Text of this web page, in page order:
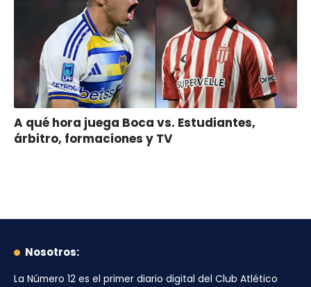
A qué hora juega Boca vs. Estudiantes,
árbitro, formaciones y TV
Nosotros:
La Número 12 es el primer diario digital del Club Atlético